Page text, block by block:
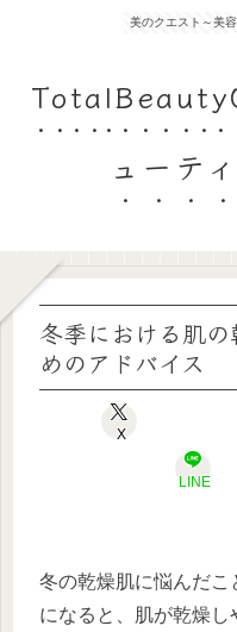
美のクエスト～美
ューテ
冬季における肌
めのアドバイス
X
LINE
冬の乾燥肌に悩んだこ
になると、肌が乾燥